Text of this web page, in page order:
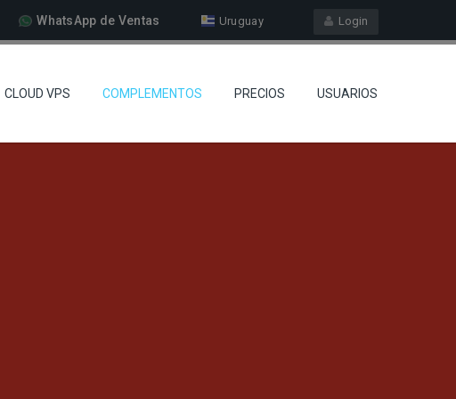
Login
WhatsApp de Ventas Uruguay
CLOUD VPS COMPLEMENTOS PRECIOS USUARIOS